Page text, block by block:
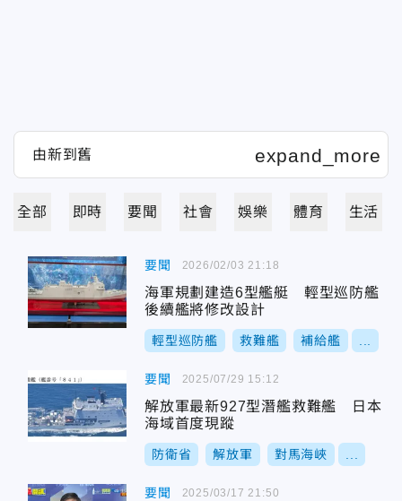
全部 即時 要聞 社會 娛樂 體育 生活
要聞
海軍規劃建造6型艦艇 輕型巡防艦
後續艦將修改設計
輕型巡防艦 救難艦 補給艦
2026/02/03 21:18
要聞
解放軍最新927型潛艦救難艦 日本
海域首度現蹤
防衛省 解放軍 對馬海峽
2025/07/29 15:12
要聞 2025/03/17 21:50